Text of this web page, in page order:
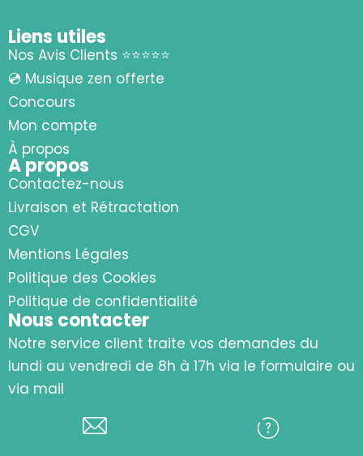
Liens utiles
Nos Avis Clients ⭐⭐⭐⭐⭐
💿 Musique zen offerte
Concours
Mon compte
À propos
A propos
Contactez-nous
Livraison et Rétractation
CGV
Mentions Légales
Politique des Cookies
Politique de confidentialité
Nous contacter
Notre service client traite vos demandes du
lundi au vendredi de 8h à 17h via le formulaire ou
via mail